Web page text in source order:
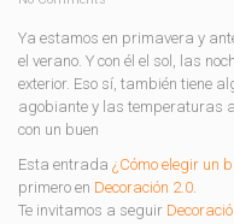
Ya estamos en primavera y
el verano. Y con él el sol, las
exterior. Eso sí, también tiene
agobiante y las temperaturas
con un buen
Esta entrada ¿Cómo elegir un
primero en Decoración 2.0.
Te invitamos a seguir